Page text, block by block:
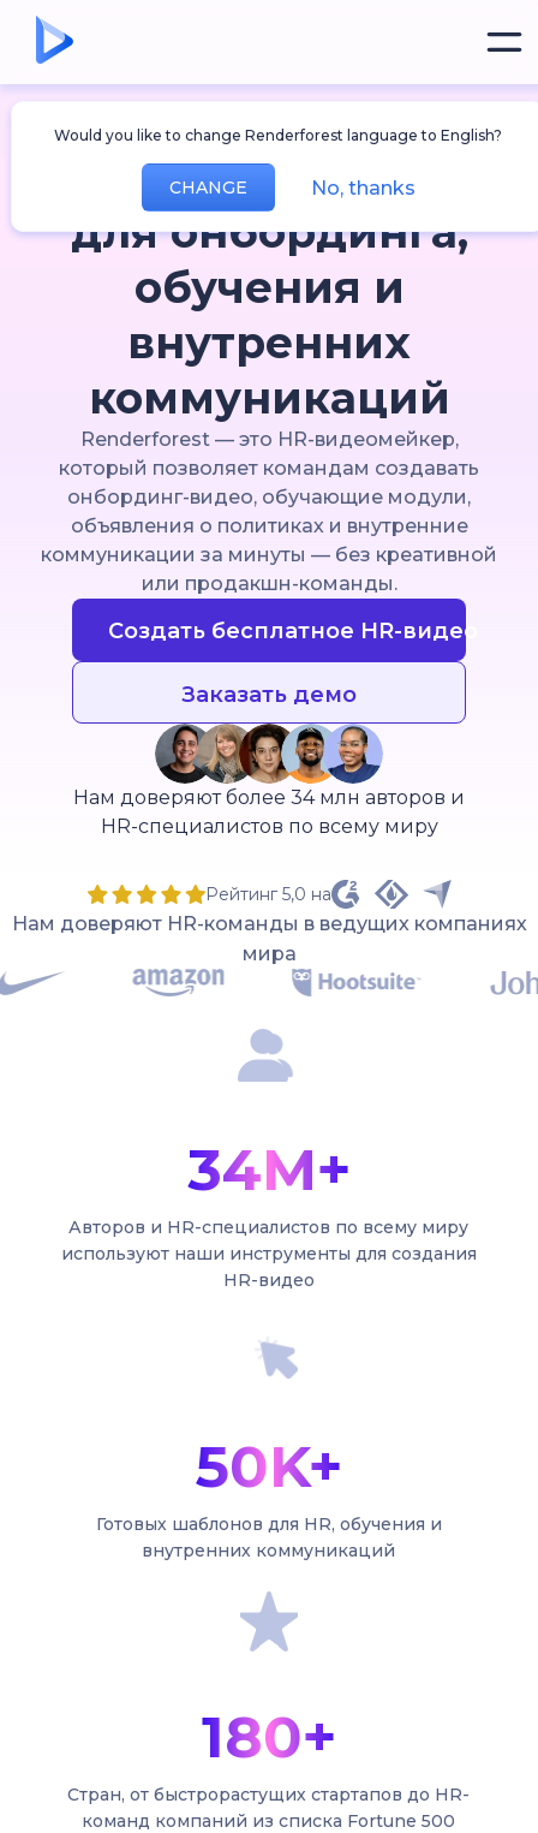
Would you like to change Renderforest language to English?
CHANGE No, thanks
действительно смотрят
HR-видеомейкер
для онбординга,
обучения и
внутренних
коммуникаций
Renderforest — это HR-видеомейкер,
который позволяет командам создавать
онбординг-видео, обучающие модули,
объявления о политиках и внутренние
коммуникации за минуты — без креативной
или продакшн-команды.
Создать бесплатное HR-видео
Заказать демо
Нам доверяют более 34 млн авторов и
HR-специалистов по всему миру
Рейтинг 5,0 на
Нам доверяют HR-команды в ведущих компаниях
мира
34M+
Авторов и HR-специалистов по всему миру
используют наши инструменты для создания
HR-видео
50K+
Готовых шаблонов для HR, обучения и
внутренних коммуникаций
180+
Стран, от быстрорастущих стартапов до HR-
команд компаний из списка Fortune 500